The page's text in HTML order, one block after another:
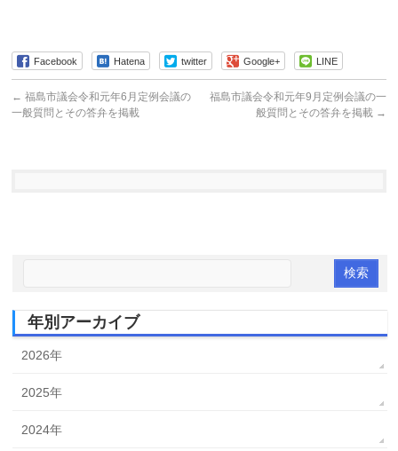
Facebook Hatena twitter Google+ LINE
← 福島市議会令和元年6月定例会議の
一般質問とその答弁を掲載
福島市議会令和元年9月定例会議の一
般質問とその答弁を掲載 →
年別アーカイブ
2026年
2025年
2024年